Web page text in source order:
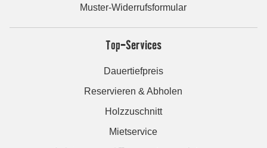
Muster-Widerrufsformular
Top-Services
Dauertiefpreis
Reservieren & Abholen
Holzzuschnitt
Mietservice